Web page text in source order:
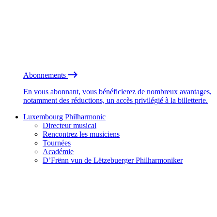
Abonnements
En vous abonnant, vous bénéficierez de nombreux avantages,
notamment des réductions, un accès privilégié à la billetterie.
Luxembourg Philharmonic
Directeur musical
Rencontrez les musiciens
Tournées
Académie
D’Frënn vun de Lëtzebuerger Philharmoniker